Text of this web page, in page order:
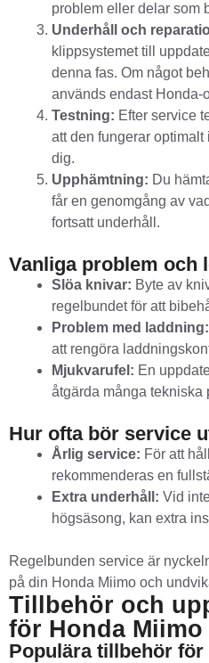
problem eller delar som
Underhåll och
klippsystemet till
denna fas. Om något
används endast Honda-
Testning: Efter service
att den fungerar optimalt
dig.
Upphämtning: Du
får en genomgång av
fortsatt underhåll.
Vanliga problem och
Slöa knivar: Byte av
regelbundet för att
Problem med laddning:
att rengöra
Mjukvarufel: En
åtgärda många tekniska
Hur ofta bör service
Årlig service: För att
rekommenderas en
Extra underhåll: Vid
högsäsong, kan extra
Regelbunden service är
på din Honda Miimo och
Tillbehör och
för Honda Miimo
Populära tillbehör